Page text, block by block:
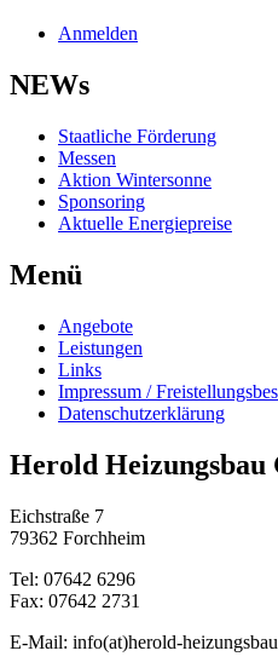
Anmelden
NEWs
Staatliche Förderung
Messen
Aktion Wintersonne
Sponsoring
Aktuelle Energiepreise
Menü
Angebote
Leistungen
Links
Impressum /
Datenschutzerklärung
Herold
Eichstraße 7
79362 Forchheim
Tel: 07642 6296
Fax: 07642 2731
E-Mail: info(at)herold-